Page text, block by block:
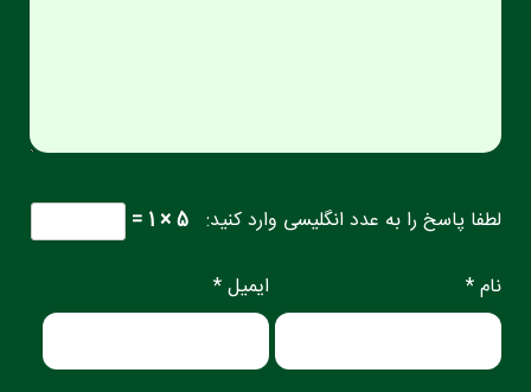
لطفا پاسخ را به عدد انگلیسی وارد کنید: 5 × 1 =
نام * ایمیل *